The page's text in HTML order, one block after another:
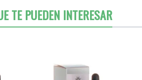
TE PUEDEN INTERESAR